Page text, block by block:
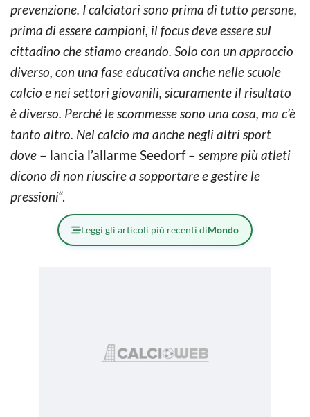
prevenzione. I calciatori sono prima di tutto persone,
prima di essere campioni, il focus deve essere sul
cittadino che stiamo creando. Solo con un approccio
diverso, con una fase educativa anche nelle scuole
calcio e nei settori giovanili, sicuramente il risultato
è diverso. Perché le scommesse sono una cosa, ma c’è
tanto altro. Nel calcio ma anche negli altri sport
dove – lancia l’allarme Seedorf – sempre più atleti
dicono di non riuscire a sopportare e gestire le
pressioni“.
Leggi gli articoli più recenti diMondo